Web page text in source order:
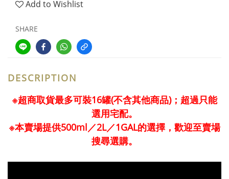
Add to Wishlist
SHARE
DESCRIPTION
※超商取貨最多可裝16罐(不含其他商品)；超過只能
選用宅配。
※本賣場提供500ml／2L／1GAL的選擇，歡迎至賣場
搜尋選購。